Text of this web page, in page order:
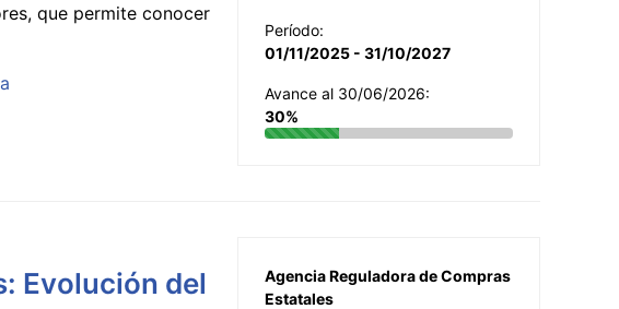
que permite conocer
Período:
01/11/2025 - 31/10/2027
Avance al 30/06/2026:
30%
Evolución del
Agencia Reguladora de Compras
Estatales